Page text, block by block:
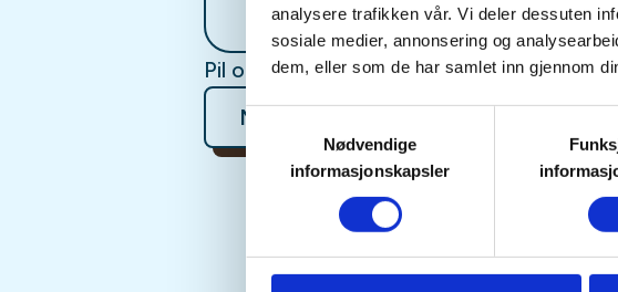
analysere trafikken vår. Vi deler dessuten
sosiale medier, annonsering og
dem, eller som de har samlet inn gjennom
Samtykkevalg
Nødvendige
informasjonskapsler
Pil og bueskyting for barn og ungdom. Vi
Mer informasjon